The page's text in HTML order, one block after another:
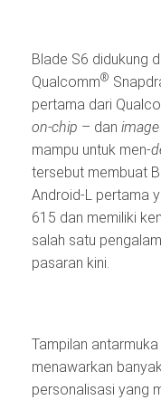
Blade S6 didukung
Qualcomm®
pertama dari
on-chip – dan
mampu untuk men-
tersebut membuat
Android-L pertama
615 dan memiliki
salah satu
pasaran kini.
Tampilan
menawarkan
personalisasi yang